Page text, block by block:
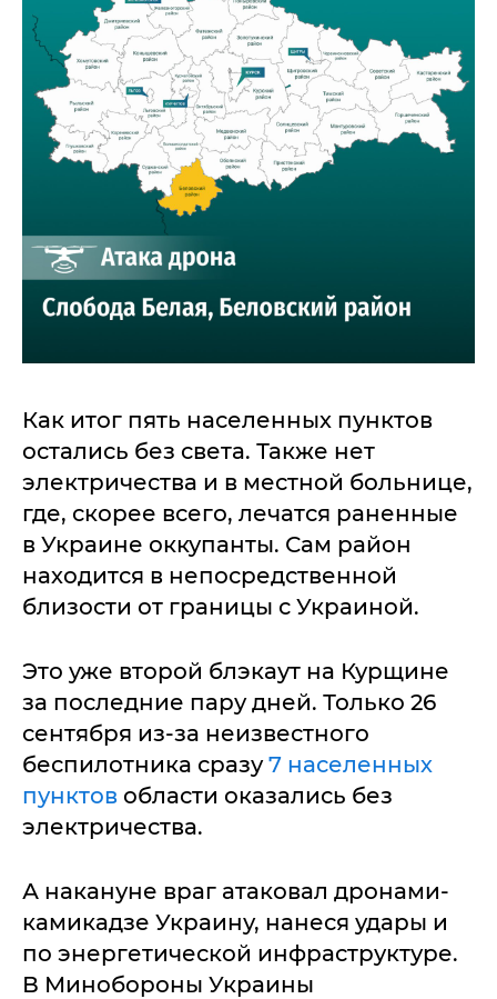
Как итог пять населенных пунктов
остались без света. Также нет
электричества и в местной больнице,
где, скорее всего, лечатся раненные
в Украине оккупанты. Сам район
находится в непосредственной
близости от границы с Украиной.
Это уже второй блэкаут на Курщине
за последние пару дней. Только 26
сентября из-за неизвестного
беспилотника сразу7 населенных
пунктов области оказались без
электричества.
А накануне враг атаковал дронами-
камикадзе Украину, нанеся удары и
по энергетической инфраструктуре.
В Минобороны Украины